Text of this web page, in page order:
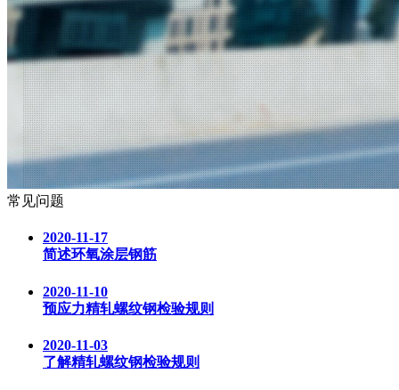
常见问题
2020-11-17
简述环氧涂层钢筋
2020-11-10
预应力精轧螺纹钢检验规则
2020-11-03
了解精轧螺纹钢检验规则